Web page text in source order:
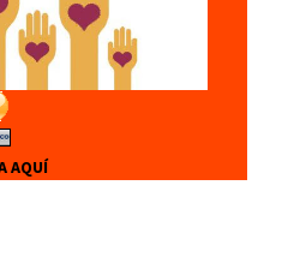
AQUÍ